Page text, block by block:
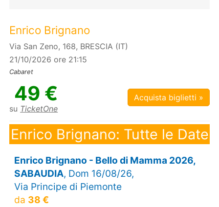
Enrico Brignano
Via San Zeno, 168, BRESCIA (IT)
21/10/2026 ore 21:15
Cabaret
49 €
su TicketOne
Acquista biglietti »
Enrico Brignano: Tutte le Date
Enrico Brignano - Bello di Mamma 2026,
SABAUDIA, Dom 16/08/26,
Via Principe di Piemonte
da 38 €